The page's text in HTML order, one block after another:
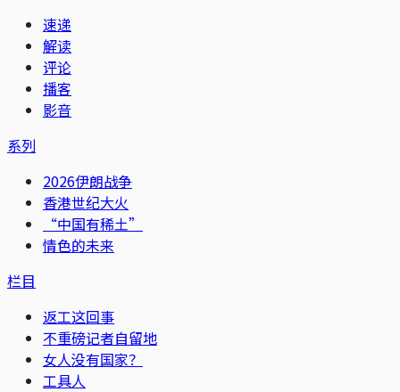
速递
解读
评论
播客
影音
系列
2026伊朗战争
香港世纪大火
“中国有稀土”
情色的未来
栏目
返工这回事
不重磅记者自留地
女人没有国家？
工具人